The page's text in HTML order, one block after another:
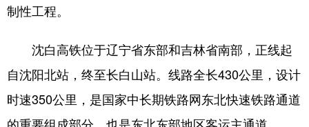
多语种频道
English Español Français عربى
Русский язык 日本語 한국어
制性工程。
沈白高铁位于辽宁省东部和吉林省南部，正线起
自沈阳北站，终至长白山站。线路全长430公里，设计
时速350公里，是国家中长期铁路网东北快速铁路通道
的重要组成部分，也是东北东部地区客运主通道。